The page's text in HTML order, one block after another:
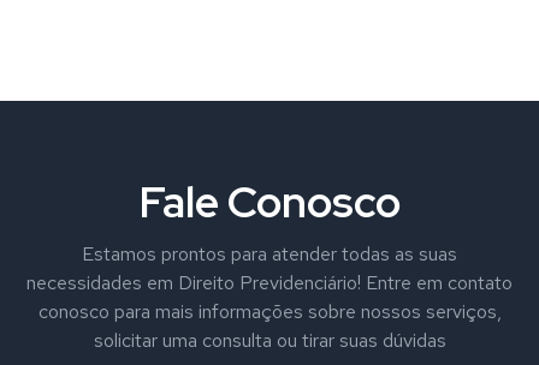
Fale Conosco
Estamos prontos para atender todas as suas
necessidades em Direito Previdenciário! Entre em contato
conosco para mais informações sobre nossos serviços,
solicitar uma consulta ou tirar suas dúvidas